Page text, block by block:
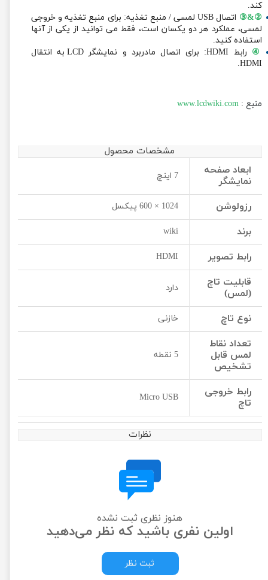
کند.
②&③
اتصال USB لمسی / منبع تغذیه: برای منبع تغذیه و خروجی
لمسی، عملکرد هر دو یکسان است، فقط می توانید از یکی از آنها
استفاده کنید.
④
رابط HDMI: برای اتصال مادربرد و نمایشگر LCD به انتقال
HDMI.
منبع : www.lcdwiki.com
مشخصات محصول
ابعاد صفحه
نمایشگر
7 اینچ
رزولوشن 1024 × 600 پیکسل
برند wiki
رابط تصویر HDMI
قابلیت تاچ
(لمس)
دارد
نوع تاچ خازنی
تعداد نقاط
لمس قابل
تشخیص
5 نقطه
رابط خروجی
تاچ
Micro USB
نظرات
هنوز نظری ثبت نشده
اولین نفری باشید که نظر می‌دهید
ثبت نظر